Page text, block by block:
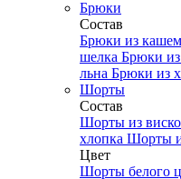
Брюки
Состав
Брюки из
шелка Брюки
льна Брюки из
Шорты
Состав
Шорты из
хлопка Шорты
Цвет
Шорты белого